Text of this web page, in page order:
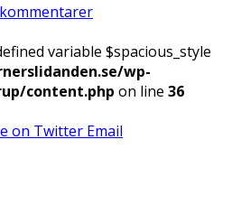
variable $spacious_style
wp-
content.php on line 36
on Twitter Email